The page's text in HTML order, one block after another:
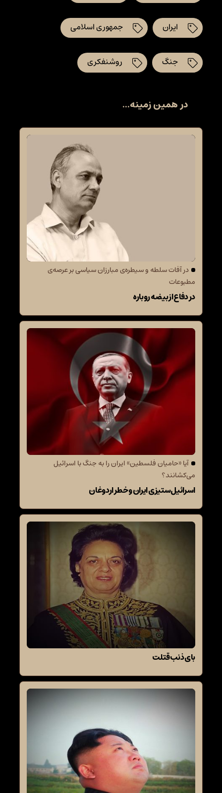
ایران جمهوری اسلامی
جنگ روشنفکری
در همین زمینه...
در آفات سلطه و سیطره‌ی مبارزان سیاسی بر عرصه‌ی
مطبوعات
در دفاع از بیضه روباره
آیا «حامیان فلسطین» ایران را به جنگ با اسرائیل
می‌کشانند؟
اسرائیل‌ستیزی ایران و خطر اردوغان
بای ذنب قتلت